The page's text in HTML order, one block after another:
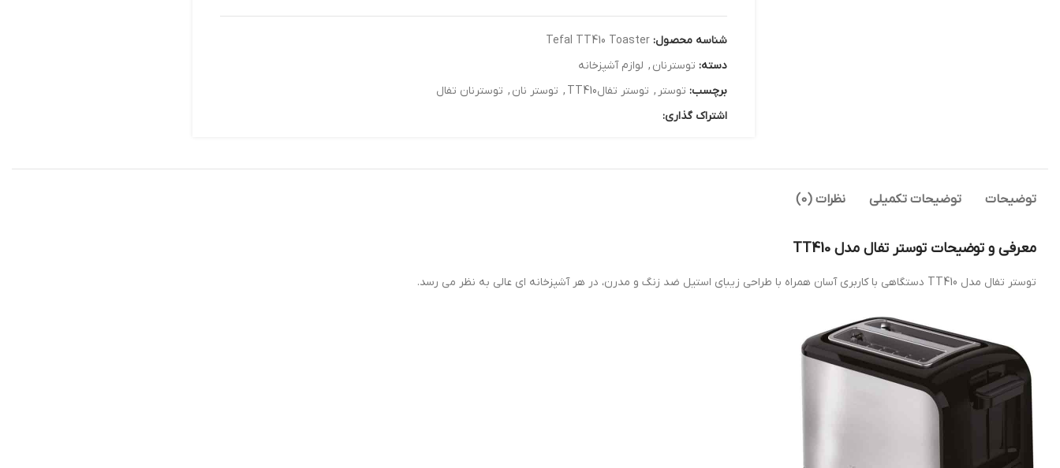
شناسه محصول: Tefal TT410 Toaster
دسته: توسترنان , لوازم آشپزخانه
برچسب: توستر , توستر تفالTT410 , توستر نان , توسترنان تفال
اشتراک گذاری:
توضیحات توضیحات تکمیلی نظرات (0)
معرفی و توضیحات توستر تفال مدل TT410
توستر تفال مدل TT410 دستگاهی با کاربری آسان همراه با طراحی زیبای استیل ضد زنگ و مدرن، در هر آشپزخانه ای عالی به نظر می رسد.